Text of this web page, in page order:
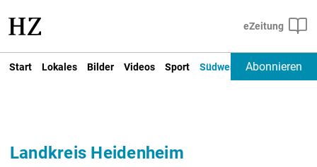
Start Lokales Bilder Videos Sport Südwest Deutschland
Abonnieren
Landkreis Heidenheim